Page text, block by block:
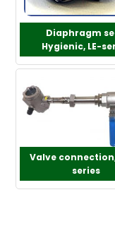
Diaphragm
Hygienic, LE-
Valve
series